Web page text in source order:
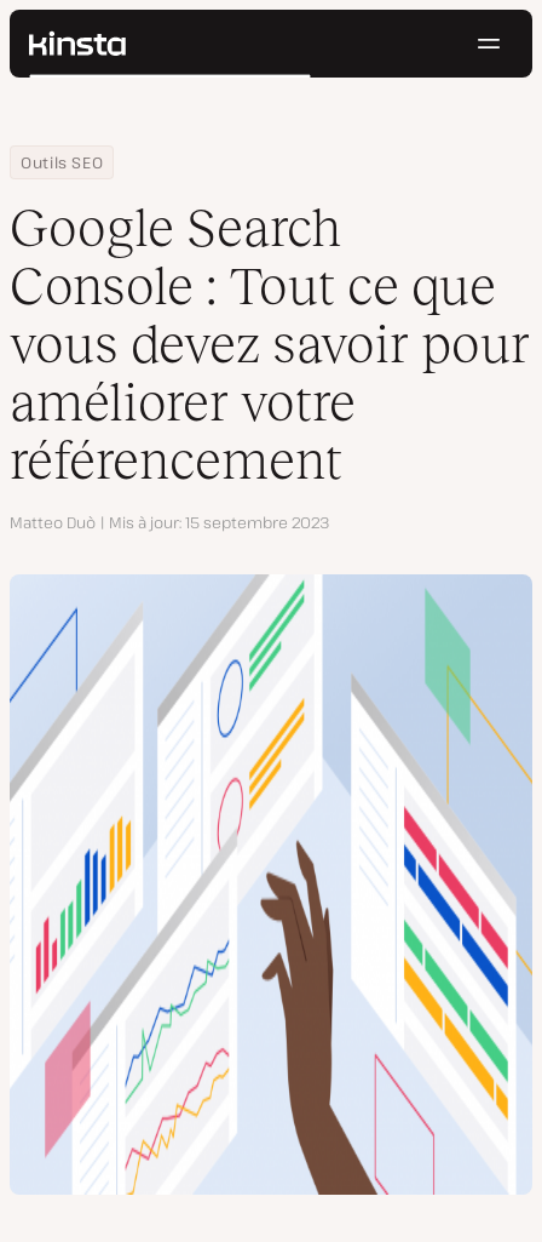
Kinsta®
Prix
Contact
Rechercher
Home
Centre de ressources
Blog
Outils SEO
Google Search Console : Tout ce que vous devez savoir pour
Google Search
Console : Tout ce que
vous devez savoir pour
améliorer votre
référencement
Auteur
Matteo Duò Mis à jour 15 septembre 2023